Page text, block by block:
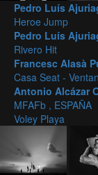
Pedro Luís
Heroe Jump
Pedro Luís
Rivero Hit
Francesc Alasà
Casa Seat -
Antonio Alcázar
MFAFb , ESPAÑA
Voley Playa